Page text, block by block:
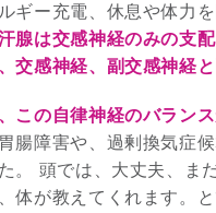
ルギー充電、休息や体力
腺は交感神経のみの支配
交感神経、副交感神経
この自律神経のバラン
腸障害や、過剰換気症
。 頭では、大丈夫、ま
体が教えてくれます。